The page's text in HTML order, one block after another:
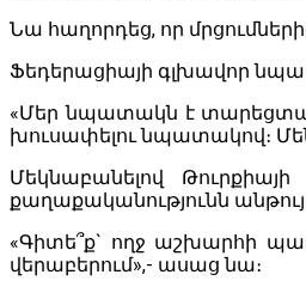
Նա հաղորդեց, որ
Ֆեդերացիայի գլխավոր
«Մեր նպատակն է
խուսափելու նպատակով։
Մեկնաբանելով
քաղաքականությունն
«Գիտե՞ք` ողջ աշխարհի
վերաբերում»,- ասաց նա։